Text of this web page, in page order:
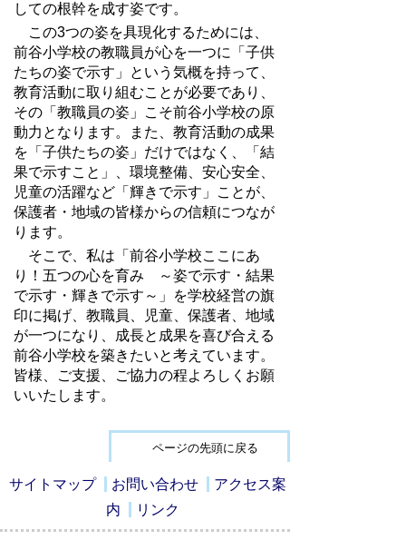
しての根幹を成す姿です。
この3つの姿を具現化するためには、
前谷小学校の教職員が心を一つに「子供
たちの姿で示す」という気概を持って、
教育活動に取り組むことが必要であり、
その「教職員の姿」こそ前谷小学校の原
動力となります。
また、教育活動の成果
を「子供たちの姿」だけではなく、「結
果で示すこと」、環境整備、安心安全、
児童の活躍など「輝きで示す」ことが、
保護者・地域の皆様からの信頼につなが
ります。
そこで、私は「前谷小学校ここにあ
り！五つの心を育み ～姿で示す・結果
で示す・輝きで示す～」を学校経営の旗
印に掲げ、教職員、児童、保護者、地域
が一つになり、成長と成果を喜び合える
前谷小学校を築きたいと考えています。
皆様、ご支援、ご協力の程よろしくお願
いいたします。
ページの先頭に戻る
サイトマップ お問い合わせ
アクセス案
内
リンク